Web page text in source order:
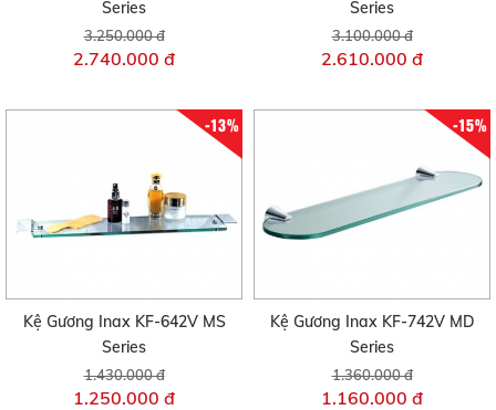
Series
3.250.000 đ
2.740.000 đ
Series
3.100.000 đ
2.610.000 đ
-13%
Kệ Gương Inax KF-642V MS
Series
1.430.000 đ
1.250.000 đ
-15%
Kệ Gương Inax KF-742V MD
Series
1.360.000 đ
1.160.000 đ